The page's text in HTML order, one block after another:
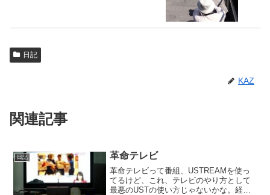
日記
KAZ
関連記事
日記 革命テレビ
革命テレビって番組、USTREAMを使っ
てるけど、これ、テレビのやり方として
最悪のUSTの使い方じゃないかな。経費